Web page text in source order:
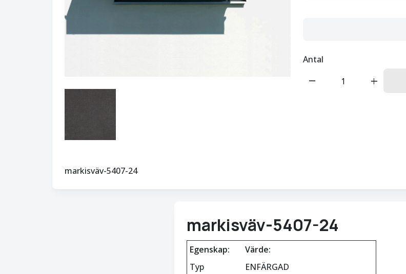
markisväv-5407-24
Antal
remove add
markisväv-5407-24
Egenskap:
Värde:
Typ
ENFÄRGAD